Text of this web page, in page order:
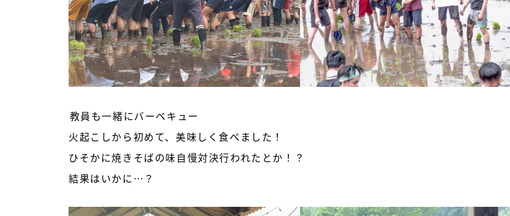
教員も一緒にバーベキュー
火起こしから初めて、美味しく食べました！
ひそかに焼きそばの味自慢対決行われたとか！？
結果はいかに…？